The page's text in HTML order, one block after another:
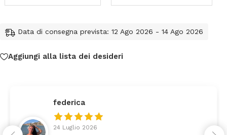
Data di consegna prevista: 12 Ago 2026 - 14 Ago 2026
Aggiungi alla lista dei desideri
federica
24 Luglio 2026